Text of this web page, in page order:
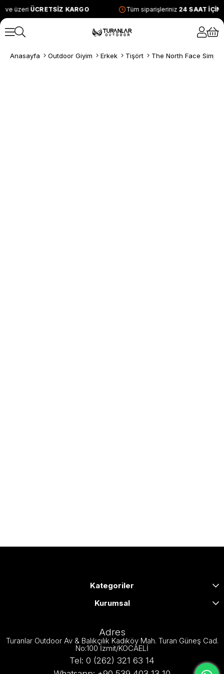
ve üzeri ÜCRETSİZ KARGO Tüm siparişleriniz24 SAAT
Anasayfa Outdoor Giyim Erkek Tişört The North Face
Kategoriler
Kurumsal
Adres
Turanlar Outdoor Av & Balıkçılık Kadıköy Mah. Turan Güneş Cad.
No:100 İzmit/KOCAELİ
Tel: 0 (262) 321 63 14